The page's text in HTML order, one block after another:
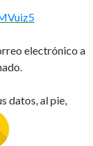
electrónico a
datos, al pie,